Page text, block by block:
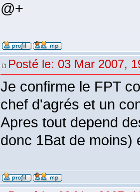
@+
Posté le: 03 Mar 2007,
Je confirme le FPT
chef d'agrés et un
Apres tout depend
donc 1Bat de moins)